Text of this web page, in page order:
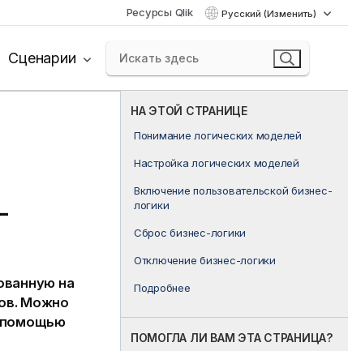
Ресурсы Qlik Русский (Изменить)
Сценарии
НА ЭТОЙ СТРАНИЦЕ
Понимание логических моделей
Настройка логических моделей
Включение пользовательской бизнес-
логики
Сброс бизнес-логики
Отключение бизнес-логики
Подробнее
ПОМОГЛА ЛИ ВАМ ЭТА СТРАНИЦА?
на
Можно
помощью